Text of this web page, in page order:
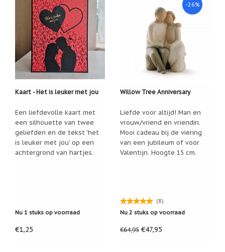
passend
cadeau
verlies
rouw:
wanneer
woorden
De
De
regenboog
Nieuws
en
Kaart - Het is leuker met jou
Een liefdevolle kaart met
een silhouette van twee
geliefden en de tekst 'het
is leuker met jou' op een
achtergrond van hartjes.
Nu 1 stuks op voorraad
€1,25
-26%
Willow Tree Anniversary
Liefde voor altijd! Man en
vrouw/vriend en vriendin.
Mooi cadeau bij de viering
van een jubileum of voor
Valentijn. Hoogte 15 cm.
(8)
Nu 2 stuks op voorraad
€64,95 €47,95